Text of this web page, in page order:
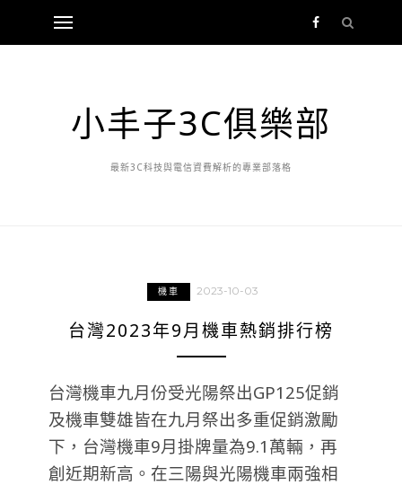
小丰子3C俱樂部
最新3C科技與電信資費解析的專業部落格
機車 2023-10-03
台灣2023年9月機車熱銷排行榜
台灣機車九月份受光陽祭出GP125促銷
及機車雙雄皆在九月祭出多重促銷激勵
下，台灣機車9月掛牌量為9.1萬輛，再
創近期新高。在三陽與光陽機車兩強相